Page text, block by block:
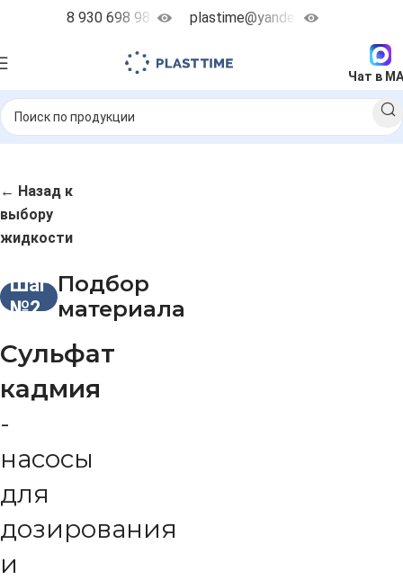
8 930 698 98 38 plastime@yandex.ru
Чат в
← Назад к
выбору
жидкости
Шаг
№2
Подбор
материала
Сульфат
кадмия
-
насосы
для
дозирования
и